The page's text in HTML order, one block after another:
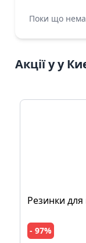
Поки що
Акції у у
Резинки
- 97%